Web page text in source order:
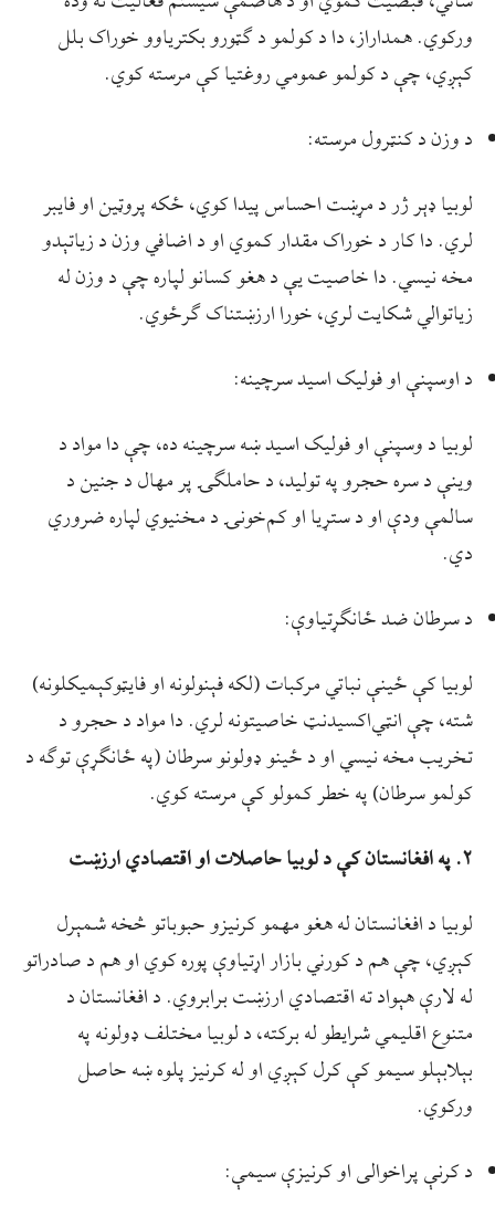
ورکوي. همداراز، دا د کولمو د ګټورو بکتریاوو خوراک بلل
کېږي، چې د کولمو عمومي روغتیا کې مرسته کوي.
د وزن د کنټرول مرسته:
لوبیا ډېر ژر د مړښت احساس پیدا کوي، ځکه پروټین او فایبر
لري. دا کار د خوراک مقدار کموي او د اضافي وزن د زیاتېدو
مخه نیسي. دا خاصیت یې د هغو کسانو لپاره چې د وزن له
زیاتوالي شکایت لري، خورا ارزښتناک ګرځوي.
د اوسپنې او فوليک اسید سرچینه:
لوبیا د وسپنې او فوليک اسید ښه سرچینه ده، چې دا مواد د
وینې د سره حجرو په تولید، د حاملګۍ پر مهال د جنین د
سالمې ودې او د ستړیا او کم‌خونۍ د مخنیوي لپاره ضروري
دي.
د سرطان ضد ځانګړتیاوې:
لوبیا کې ځینې نباتي مرکبات (لکه فېنولونه او فایټوکېمیکلونه)
شته، چې انټي‌اکسیدنټ خاصیتونه لري. دا مواد د حجرو د
تخریب مخه نیسي او د ځینو ډولونو سرطان (په ځانګړې توګه د
کولمو سرطان) په خطر کمولو کې مرسته کوي.
۲. په افغانستان کې د لوبيا حاصلات او اقتصادي ارزښت
لوبیا د افغانستان له هغو مهمو کرنیزو حبوباتو څخه شمېرل
کېږي، چې هم د کورني بازار اړتیاوې پوره کوي او هم د صادراتو
له لارې هېواد ته اقتصادي ارزښت برابروي. د افغانستان د
متنوع اقلیمي شرایطو له برکته، د لوبیا مختلف ډولونه په
بېلابېلو سیمو کې کرل کېږي او له کرنیز پلوه ښه حاصل
ورکوي.
د کرنې پراخوالی او کرنیزې سیمې: